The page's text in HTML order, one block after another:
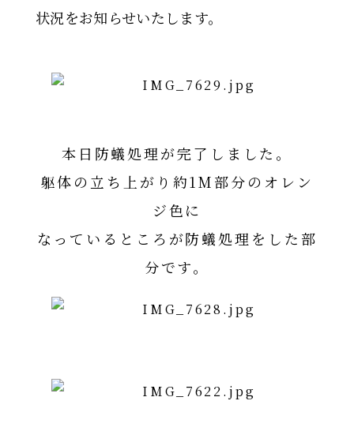
状況をお知らせいたします。
本日防蟻処理が完了しました。
躯体の立ち上がり約1M部分のオレン
ジ色に
なっているところが防蟻処理をした部
分です。